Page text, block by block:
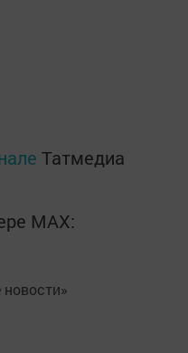
Татмедиа
MАХ: